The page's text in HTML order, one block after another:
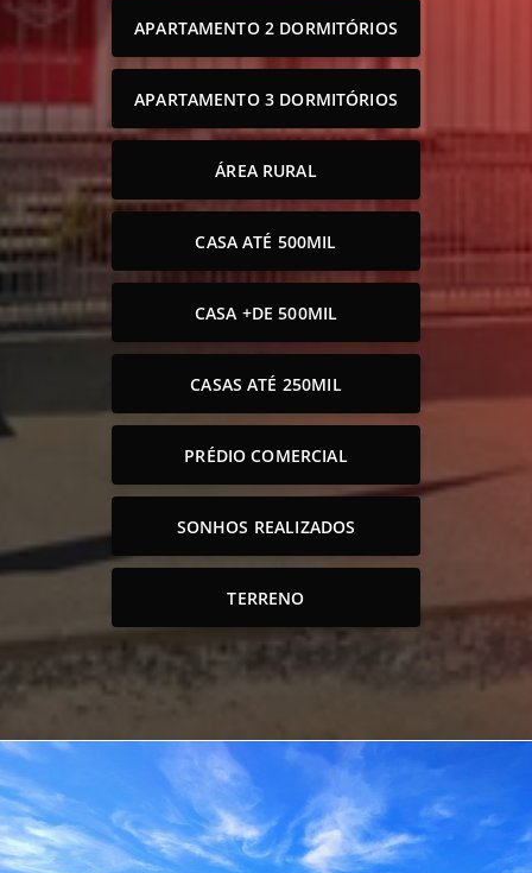
APARTAMENTO 2 DORMITÓRIOS
APARTAMENTO 3 DORMITÓRIOS
ÁREA RURAL
CASA ATÉ 500MIL
CASA +DE 500MIL
CASAS ATÉ 250MIL
PRÉDIO COMERCIAL
SONHOS REALIZADOS
TERRENO